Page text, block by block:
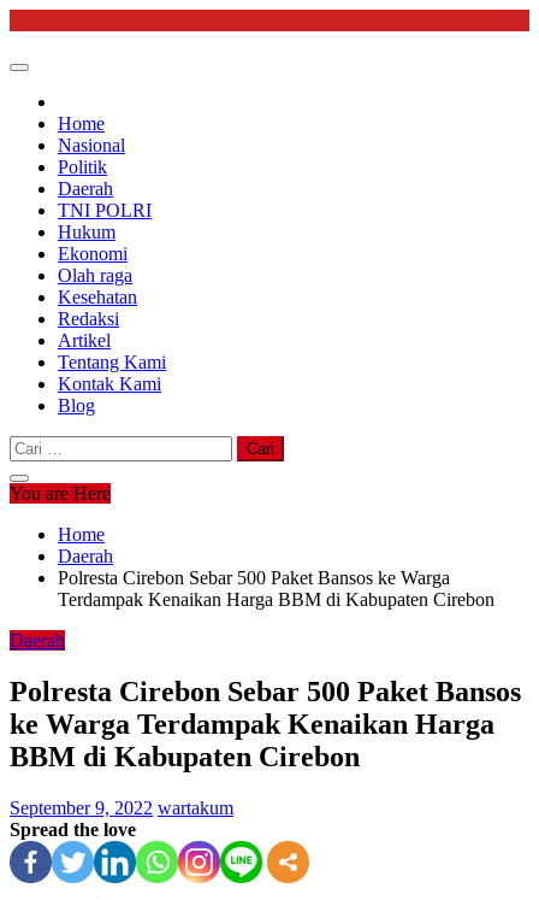
content
Home
Nasional
Politik
Daerah
TNI POLRI
Hukum
Ekonomi
Olah raga
Kesehatan
Redaksi
Artikel
Tentang Kami
Kontak Kami
Blog
Cari
untuk:
You are Here
Home
Daerah
Polresta Cirebon Sebar 500 Paket Bansos ke Warga
Terdampak Kenaikan Harga BBM di Kabupaten Cirebon
Daerah
Polresta Cirebon Sebar 500 Paket Bansos
ke Warga Terdampak Kenaikan Harga
BBM di Kabupaten Cirebon
September 9, 2022 wartakum
Spread the love